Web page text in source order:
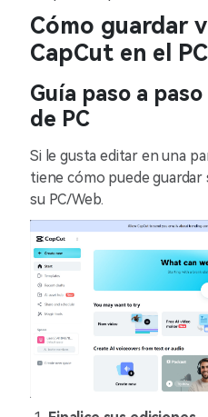
Cómo guardar
CapCut en el PC
Guía paso a
de PC
Si le gusta editar en una
tiene cómo puede
su PC/Web.